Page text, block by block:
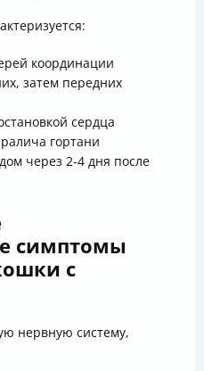
координации
затем передних
сердца
гортани
через 2-4 дня после
симптомы
с
нервную систему,